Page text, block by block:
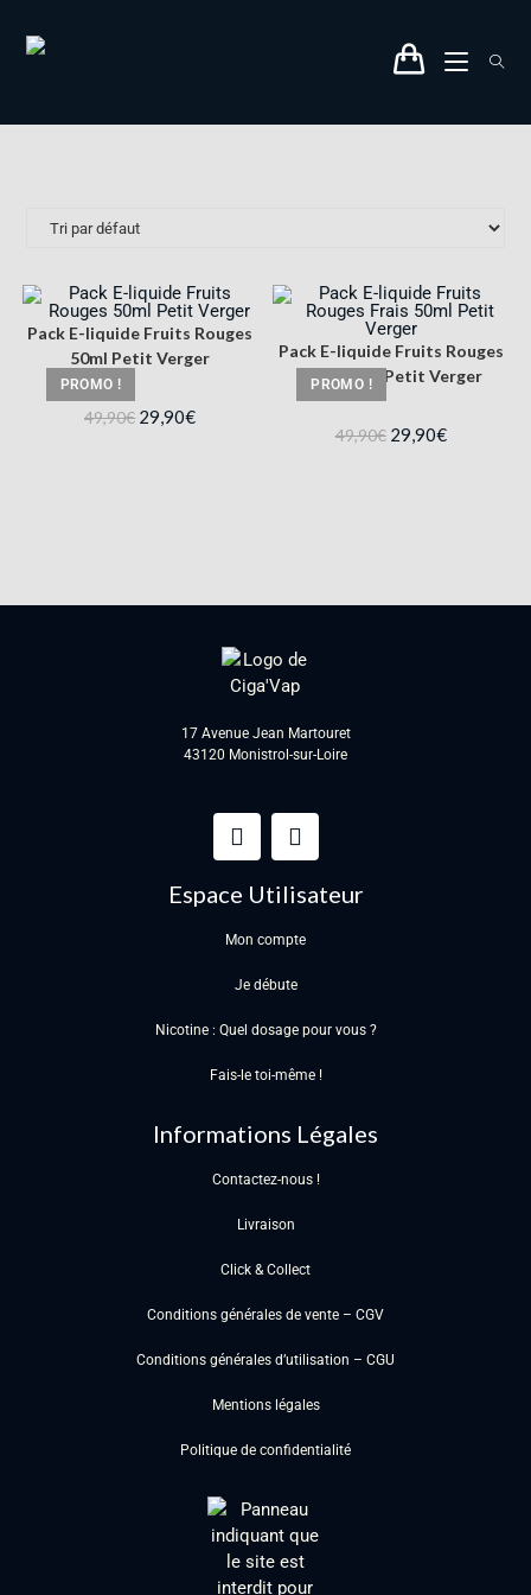
PROMO !
Pack E-liquide Fruits Rouges
50ml Petit Verger
49,90€ 29,90€
PROMO !
Pack E-liquide Fruits Rouges
Frais 50ml Petit Verger
49,90€ 29,90€
17 Avenue Jean Martouret
43120 Monistrol-sur-Loire
Espace Utilisateur
Mon compte
Je débute
Nicotine : Quel dosage pour vous ?
Fais-le toi-même !
Informations Légales
Contactez-nous !
Livraison
Click & Collect
Conditions générales de vente – CGV
Conditions générales d’utilisation – CGU
Mentions légales
Politique de confidentialité